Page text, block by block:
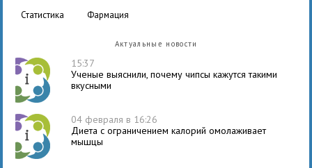
статистика
фармация
Актуальные новости
15:37
Ученые выяснили, почему чипсы кажутся такими
вкусными
04 февраля в 16:26
Диета с ограничением калорий омолаживает
мышцы